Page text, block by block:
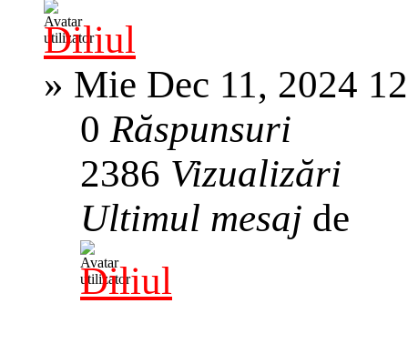
Diliul
» Mie Dec 11, 2024
0Răspunsuri
2386 Vizualizări
Ultimul mesaj de
Diliul